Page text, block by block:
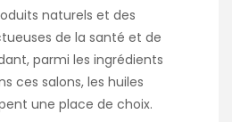
naturels et des
de la santé et de
parmi les ingrédients
ces salons, les huiles
une place de choix.